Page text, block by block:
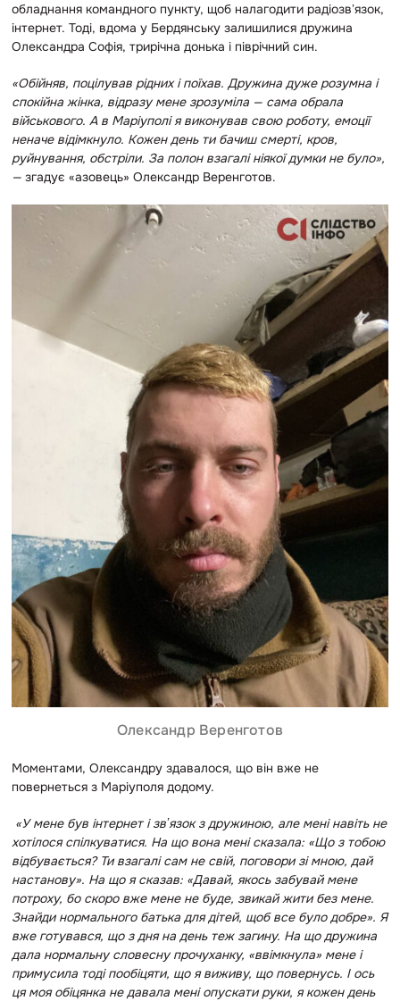
обладнання командного пункту, щоб налагодити радіозвʼязок,
інтернет. Тоді, вдома у Бердянську залишилися дружина
Олександра Софія, трирічна донька і піврічний син.
«Обійняв, поцілував рідних і поїхав. Дружина дуже розумна і
спокійна жінка, відразу мене зрозуміла — сама обрала
військового. А в Маріуполі я виконував свою роботу, емоції
неначе відімкнуло. Кожен день ти бачиш смерті, кров,
руйнування, обстріли. За полон взагалі ніякої думки не було»,
— згадує «азовець» Олександр Веренготов.
Олександр Веренготов
Моментами, Олександру здавалося, що він вже не
повернеться з Маріуполя додому.
«У мене був інтернет і звʼязок з дружиною, але мені навіть не
хотілося спілкуватися. На що вона мені сказала: «Що з тобою
відбувається? Ти взагалі сам не свій, поговори зі мною, дай
настанову». На що я сказав: «Давай, якось забувай мене
потроху, бо скоро вже мене не буде, звикай жити без мене.
Знайди нормального батька для дітей, щоб все було добре». Я
вже готувався, що з дня на день теж загину. На що дружина
дала нормальну словесну прочуханку, «ввімкнула» мене і
примусила тоді пообіцяти, що я виживу, що повернусь. І ось
ця моя обіцянка не давала мені опускати руки, я кожен день